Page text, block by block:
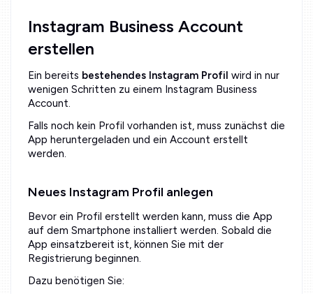
Instagram Business Account
erstellen
Ein bereits bestehendes Instagram Profil wird in nur
wenigen Schritten zu einem Instagram Business
Account.
Falls noch kein Profil vorhanden ist, muss zunächst die
App heruntergeladen und ein Account erstellt
werden.
Neues Instagram Profil anlegen
Bevor ein Profil erstellt werden kann, muss die App
auf dem Smartphone installiert werden. Sobald die
App einsatzbereit ist, können Sie mit der
Registrierung beginnen.
Dazu benötigen Sie: